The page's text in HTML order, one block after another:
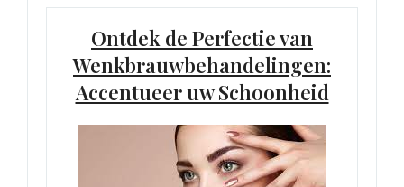
Ontdek de Perfectie van
Wenkbrauwbehandelingen:
Accentueer uw Schoonheid